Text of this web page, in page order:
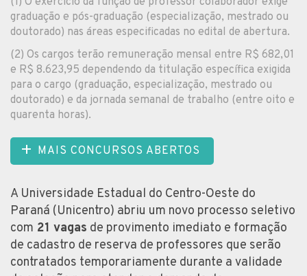
graduação e pós-graduação (especialização, mestrado ou
doutorado) nas áreas especificadas no edital de abertura.
(2) Os cargos terão remuneração mensal entre R$ 682,01
e R$ 8.623,95 dependendo da titulação específica exigida
para o cargo (graduação, especialização, mestrado ou
doutorado) e da jornada semanal de trabalho (entre oito e
quarenta horas).
MAIS CONCURSOS ABERTOS
A Universidade Estadual do Centro-Oeste do
Paraná (Unicentro) abriu um novo processo seletivo
com 21 vagas de provimento imediato e formação
de cadastro de reserva de professores que serão
contratados temporariamente durante a validade